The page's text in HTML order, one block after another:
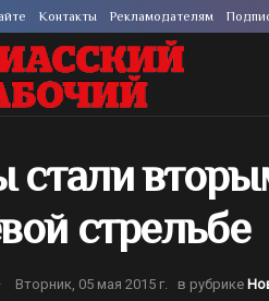
Контакты Рекламодателям
стрельбе
Вторник, 05 мая 2015 г. в рубрике